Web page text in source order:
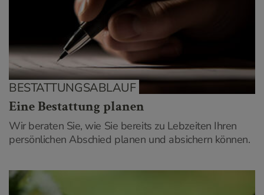
BESTATTUNGSABLAUF
Eine Bestattung planen
Wir beraten Sie, wie Sie bereits zu Lebzeiten Ihren
persönlichen Abschied planen und absichern können.